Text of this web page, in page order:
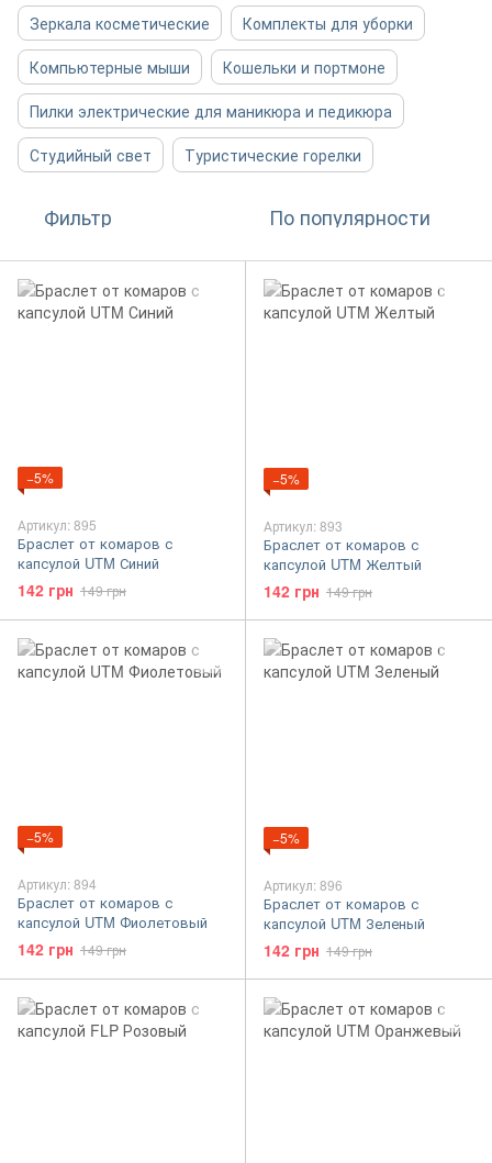
Зеркала косметические
Комплекты для уборки
Компьютерные мыши
Кошельки и портмоне
Пилки электрические для маникюра и педикюра
Студийный свет
Туристические горелки
Фильтр По популярности
−5%
Артикул: 895
Браслет от комаров с
капсулой UTM Синий
142 грн 149 грн
−5%
Артикул: 893
Браслет от комаров с
капсулой UTM Желтый
142 грн 149 грн
−5%
Артикул: 894
Браслет от комаров с
капсулой UTM Фиолетовый
142 грн 149 грн
−5%
Артикул: 896
Браслет от комаров с
капсулой UTM Зеленый
142 грн 149 грн